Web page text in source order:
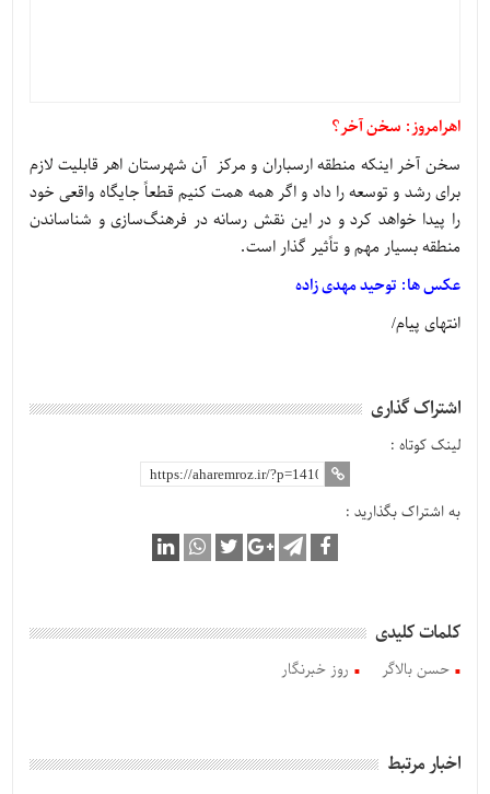
اهرامروز: سخن آخر؟
سخن آخر اینکه منطقه ارسباران و مرکز آن شهرستان اهر قابلیت لازم
برای رشد و توسعه را داد و اگر همه همت کنیم قطعاً جایگاه واقعی خود
را پیدا خواهد کرد و در این نقش رسانه در فرهنگ‌سازی و شناساندن
منطقه بسیار مهم و تاًثیر گذار است.
عکس ها: توحید مهدی زاده
انتهای پیام/
اشتراک گذاری
لینک کوتاه :
به اشتراک بگذارید :
کلمات کلیدی
حسن بالاگر روز خبرنگار
اخبار مرتبط